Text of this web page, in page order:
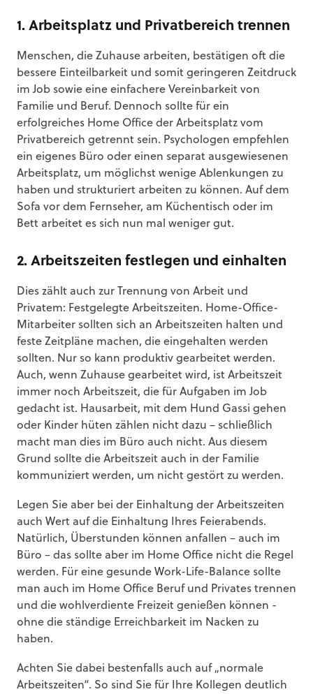
1. Arbeitsplatz und Privatbereich trennen
Menschen, die Zuhause arbeiten, bestätigen oft die
bessere Einteilbarkeit und somit geringeren Zeitdruck
im Job sowie eine einfachere Vereinbarkeit von
Familie und Beruf. Dennoch sollte für ein
erfolgreiches Home Office der Arbeitsplatz vom
Privatbereich getrennt sein. Psychologen empfehlen
ein eigenes Büro oder einen separat ausgewiesenen
Arbeitsplatz, um möglichst wenige Ablenkungen zu
haben und strukturiert arbeiten zu können. Auf dem
Sofa vor dem Fernseher, am Küchentisch oder im
Bett arbeitet es sich nun mal weniger gut.
2. Arbeitszeiten festlegen und einhalten
Dies zählt auch zur Trennung von Arbeit und
Privatem: Festgelegte Arbeitszeiten. Home-Office-
Mitarbeiter sollten sich an Arbeitszeiten halten und
feste Zeitpläne machen, die eingehalten werden
sollten. Nur so kann produktiv gearbeitet werden.
Auch, wenn Zuhause gearbeitet wird, ist Arbeitszeit
immer noch Arbeitszeit, die für Aufgaben im Job
gedacht ist. Hausarbeit, mit dem Hund Gassi gehen
oder Kinder hüten zählen nicht dazu – schließlich
macht man dies im Büro auch nicht. Aus diesem
Grund sollte die Arbeitszeit auch in der Familie
kommuniziert werden, um nicht gestört zu werden.
Legen Sie aber bei der Einhaltung der Arbeitszeiten
auch Wert auf die Einhaltung Ihres Feierabends.
Natürlich, Überstunden können anfallen – auch im
Büro – das sollte aber im Home Office nicht die Regel
werden. Für eine gesunde Work-Life-Balance sollte
man auch im Home Office Beruf und Privates trennen
und die wohlverdiente Freizeit genießen können -
ohne die ständige Erreichbarkeit im Nacken zu
haben.
Achten Sie dabei bestenfalls auch auf „normale
Arbeitszeiten“. So sind Sie für Ihre Kollegen deutlich